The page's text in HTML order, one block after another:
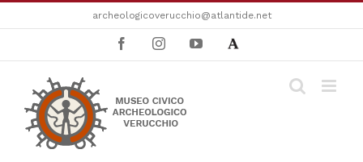
al
archeologicoverucchio@atlantide.net
FacebookInstagramYouTubeAcademia